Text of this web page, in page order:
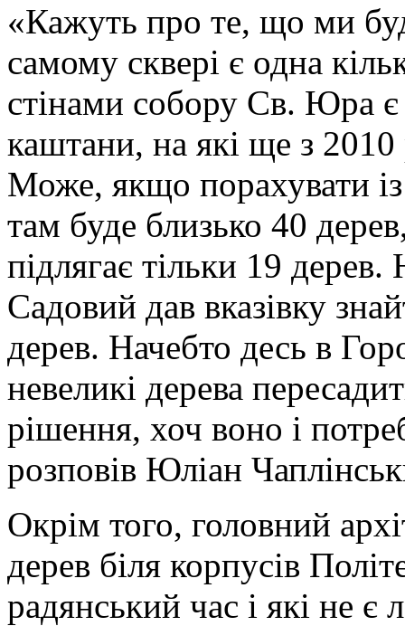
«Кажуть про те, що ми
самому сквері є одна
стінами собору Св. Юра є
каштани, на які ще з 2010
Може, якщо порахувати
там буде близько 40
підлягає тільки 19
Садовий дав вказівку
дерев. Начебто десь в
невеликі дерева
рішення, хоч воно і
розповів Юліан
Окрім того, головний
дерев біля корпусів
радянський час і які не